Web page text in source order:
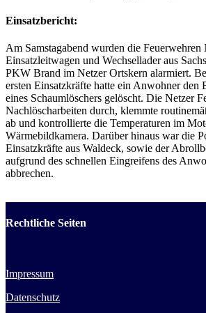
Einsatzbericht:
Am Samstagabend wurden die
Einsatzleitwagen und Wechsellader aus
PKW Brand im Netzer Ortskern alarmiert.
ersten Einsatzkräfte hatte ein Anwohner den
eines Schaumlöschers gelöscht. Die Netzer
Nachlöscharbeiten durch, klemmte
ab und kontrollierte die Temperaturen im
Wärmebildkamera. Darüber hinaus war die
Einsatzkräfte aus Waldeck, sowie der
aufgrund des schnellen Eingreifens des
abbrechen.
Rechtliche Seiten
Impressum
Datenschutz